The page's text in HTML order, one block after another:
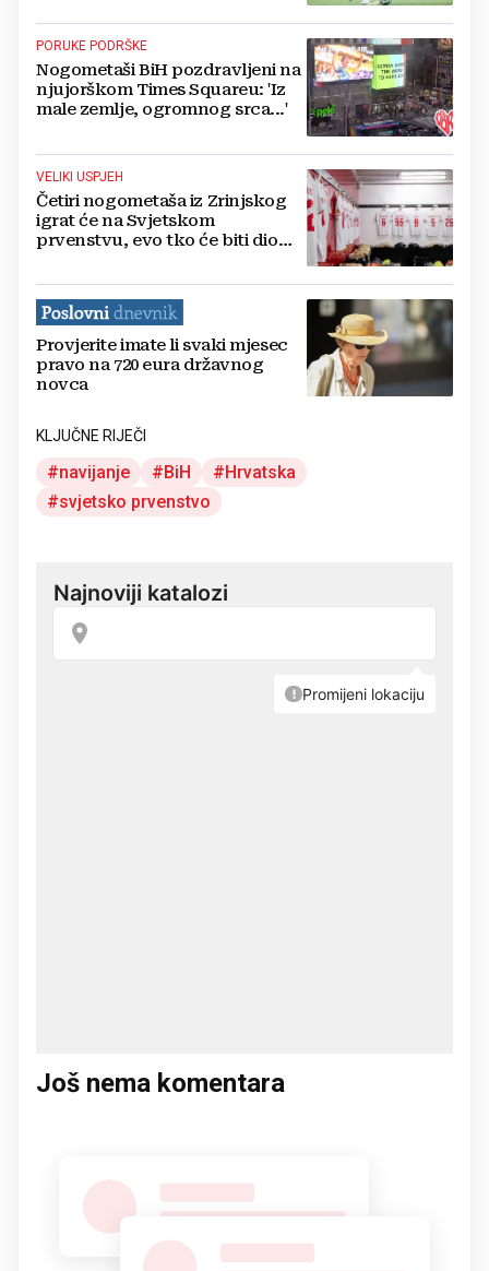
PORUKE PODRŠKE
Nogometaši BiH pozdravljeni na
njujorškom Times Squareu: 'Iz
male zemlje, ogromnog srca...'
VELIKI USPJEH
Četiri nogometaša iz Zrinjskog
igrat će na Svjetskom
prvenstvu, evo tko će biti dio
Provjerite imate li svaki mjesec
pravo na 720 eura državnog
novca
KLJUČNE RIJEČI
navijanje BiH
Hrvatska
svjetsko prvenstvo
Još nema komentara